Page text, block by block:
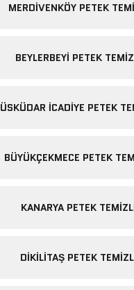
MERDIVENKÖY PETEK
BEYLERBEYI PETEK
ÜSKÜDAR ICADIYE PETEK
BÜYÜKÇEKMECE PETEK
KANARYA PETEK
DIKILITAŞ PETEK